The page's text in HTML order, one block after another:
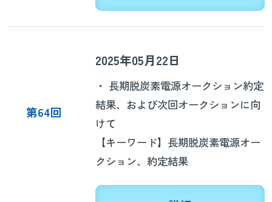
第64回
2025年05月22日
・ 長期脱炭素電源オークション約定
結果、および次回オークションに向
けて
【キーワード】長期脱炭素電源オー
クション、約定結果